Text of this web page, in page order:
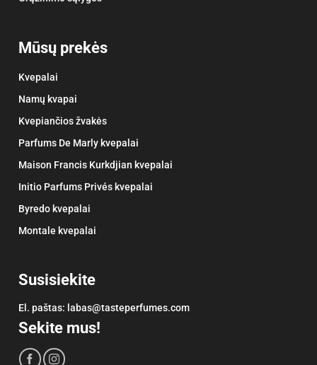
Mūsų prekės
Kvepalai
Namų kvapai
Kvepiančios žvakės
Parfums De Marly kvepalai
Maison Francis Kurkdjian kvepalai
Initio Parfums Privés kvepalai
Byredo kvepalai
Montale kvepalai
Susisiekite
El. paštas: labas@tasteperfumes.com
Sekite mus!